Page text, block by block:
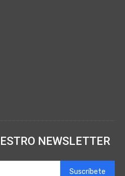
NEWSLETTER
Suscríbete